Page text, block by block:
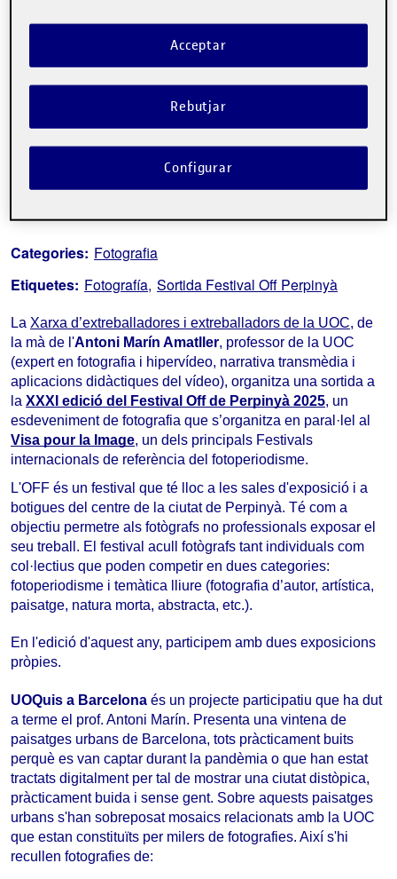
Sobre l'esdeveniment
Categories: Fotografia
Etiquetes: Fotografía Sortida Festival Off Perpinyà
La Xarxa d’extreballadores i extreballadors de la UOC, de
la mà de l'Antoni Marín Amatller, professor de la UOC
(expert en fotografia i hipervídeo, narrativa transmèdia i
aplicacions didàctiques del vídeo), organitza una sortida a
la XXXI edició del Festival Off de Perpinyà 2025, un
Visa pour la Image, un dels principals Festivals
internacionals de referència del fotoperiodisme.
L'OFF és un festival que té lloc a les sales d'exposició i a
botigues del centre de la ciutat de Perpinyà. Té com a
objectiu permetre als fotògrafs no professionals exposar el
seu treball. El festival acull fotògrafs tant individuals com
col·lectius que poden competir en dues categories:
fotoperiodisme i temàtica lliure (fotografia d’autor, artística,
paisatge, natura morta, abstracta, etc.).
En l'edició d'aquest any, participem amb dues exposicions
pròpies.
UOQuis a Barcelona és un projecte participatiu que ha dut
a terme el prof. Antoni Marín. Presenta una vintena de
paisatges urbans de Barcelona, tots pràcticament buits
perquè es van captar durant la pandèmia o que han estat
tractats digitalment per tal de mostrar una ciutat distòpica,
pràcticament buida i sense gent. Sobre aquests paisatges
urbans s'han sobreposat mosaics relacionats amb la UOC
que estan constituïts per milers de fotografies. Així s'hi
recullen fotografies de:
Rebutjar
Acceptar
Configurar